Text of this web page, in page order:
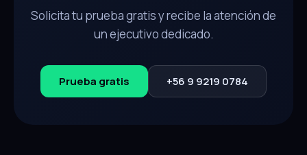
Solicita tu prueba gratis y recibe la atención de
un ejecutivo dedicado.
Prueba gratis +56 9 9219 0784